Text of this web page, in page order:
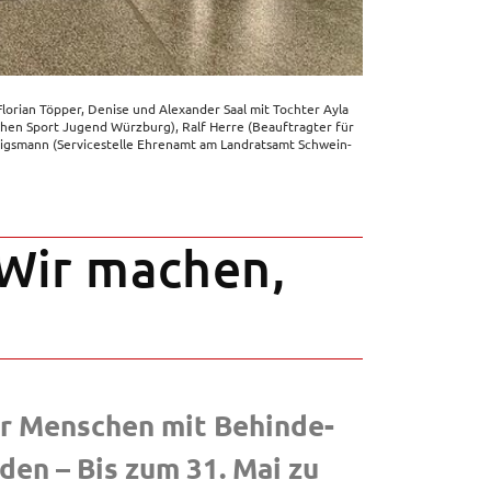
Töpper, Deni­se und Alex­an­der Saal mit Toch­ter Ayla
Sport Jugend Würz­burg), Ralf Herre (Beauf­trag­ter für
(Service­stel­le Ehren­amt am Land­rats­amt Schwein­
machen,
Menschen mit Behin­de­
– Bis zum 31. Mai zu